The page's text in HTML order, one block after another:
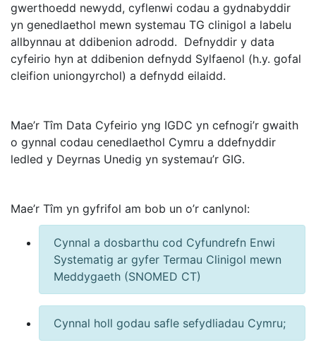
gwerthoedd newydd, cyflenwi codau a gydnabyddir
yn genedlaethol mewn systemau TG clinigol a labelu
allbynnau at ddibenion adrodd. Defnyddir y data
cyfeirio hyn at ddibenion defnydd Sylfaenol (h.y. gofal
cleifion uniongyrchol) a defnydd eilaidd.
Mae’r Tîm Data Cyfeirio yng IGDC yn cefnogi’r gwaith
o gynnal codau cenedlaethol Cymru a ddefnyddir
ledled y Deyrnas Unedig yn systemau’r GIG.
Mae’r Tîm yn gyfrifol am bob un o’r canlynol:
Cynnal a dosbarthu cod Cyfundrefn Enwi
Systematig ar gyfer Termau Clinigol mewn
Meddygaeth (SNOMED CT)
Cynnal holl godau safle sefydliadau Cymru;